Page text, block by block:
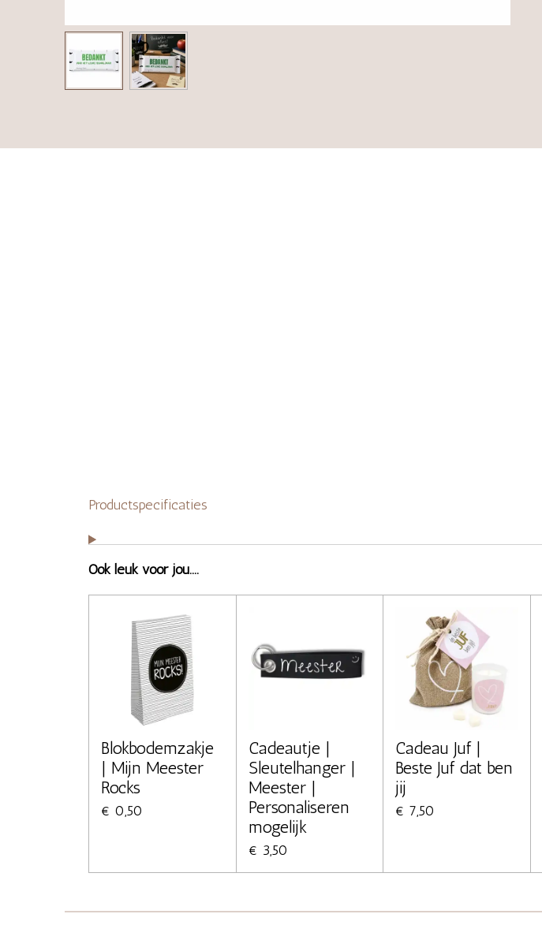
Productspecificaties
Ook leuk voor jou....
Blokbodemzakje
| Mijn Meester
Rocks
€ 0,50
Cadeautje |
Sleutelhanger |
Meester |
Personaliseren
mogelijk
€ 3,50
Cadeau Juf |
Beste Juf dat ben
jij
€ 7,50